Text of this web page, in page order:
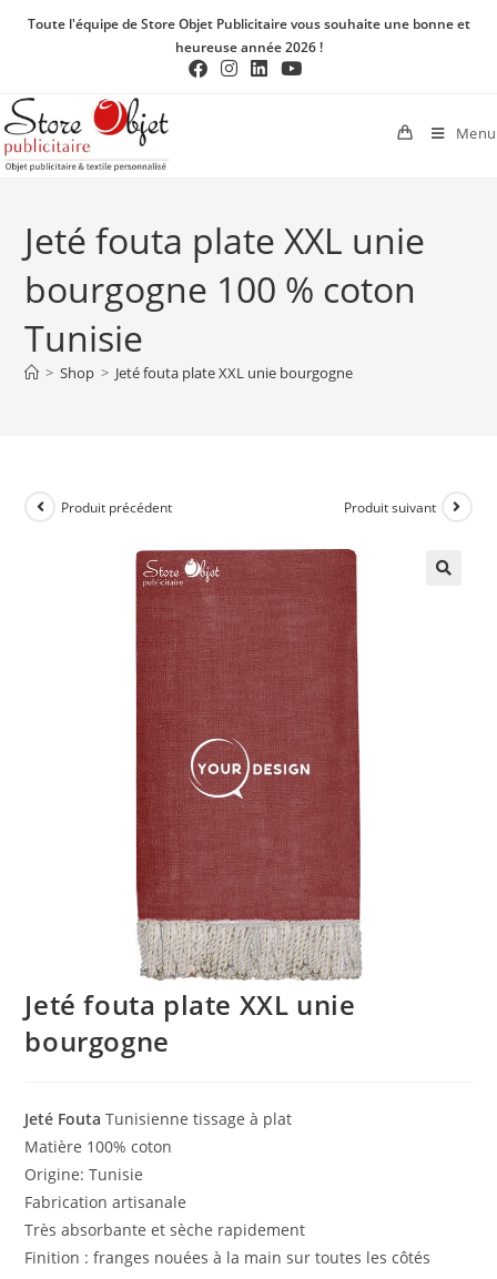
Toute l'équipe de Store Objet Publicitaire vous souhaite une bonne et
heureuse année 2026 !
Menu
Jeté fouta plate XXL unie
bourgogne 100 % coton
Tunisie
> Shop > Jeté fouta plate XXL unie bourgogne
Produit précédent Produit suivant
Jeté fouta plate XXL unie
bourgogne
Jeté Fouta Tunisienne tissage à plat
Matière 100% coton
Origine: Tunisie
Fabrication artisanale
Très absorbante et sèche rapidement
Finition : franges nouées à la main sur toutes les côtés